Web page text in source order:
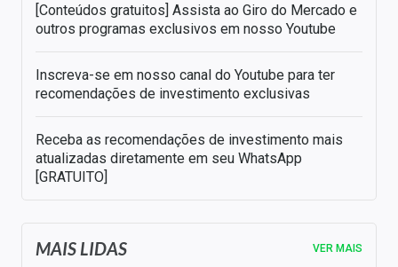
[Conteúdos gratuitos] Assista ao Giro do Mercado e
outros programas exclusivos em nosso Youtube
Inscreva-se em nosso canal do Youtube para ter
recomendações de investimento exclusivas
Receba as recomendações de investimento mais
atualizadas diretamente em seu WhatsApp
[GRATUITO]
MAIS LIDAS VER MAIS